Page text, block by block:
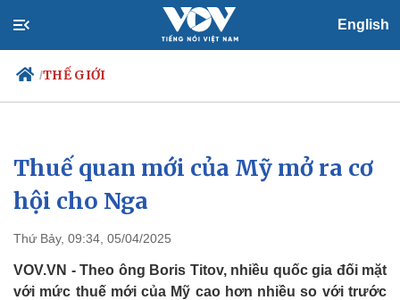
English
/THẾ GIỚI
Chính trị
Đảng
Tổ chức nhân sự
Nhận diện sự thật
Xã hội
Việc làm
Biển đảo
Thuế quan mới của Mỹ mở ra cơ
hội cho Nga
Thứ Bảy, 09:34, 05/04/2025
VOV.VN - Theo ông Boris Titov, nhiều quốc gia đối mặt
với mức thuế mới của Mỹ cao hơn nhiều so với trước